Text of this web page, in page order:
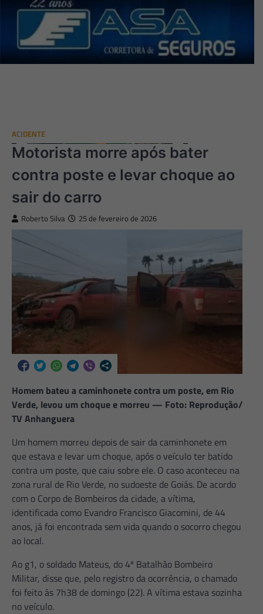
ACIDENTE
Motorista morre após bater
contra poste e levar choque ao
sair do carro
Roberto Silva 25 de fevereiro de 2026
Homem bateu a caminhonete contra um poste, em Rio
Verde, levou um choque e morreu — Foto: Reprodução/
TV Anhanguera
Um homem morreu depois de sair da caminhonete em
que estava e levar um choque, após o veículo ter batido
contra um poste, que caiu sobre ele. O caso aconteceu na
zona rural de Rio Verde, no sudoeste de Goiás. De acordo
com o Corpo de Bombeiros da cidade, a vítima,
identificada como Evandro Francisco Giacomini, de 44
anos, já foi encontrada sem vida quando o socorro chegou
ao local.
Ao g1, o soldado Mateus, do 4º Batalhão Bombeiro
Militar, disse que, pelo registro da ocorrência, o chamado
foi feito às 7h38 de domingo (22). A vítima estava sozinha
no veículo.